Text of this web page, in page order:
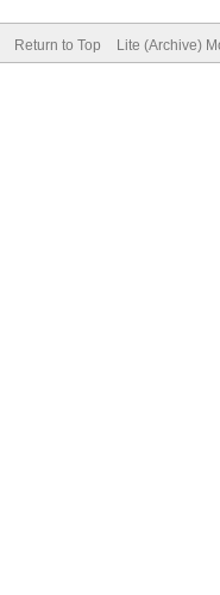
Return to Top Lite (Archive)